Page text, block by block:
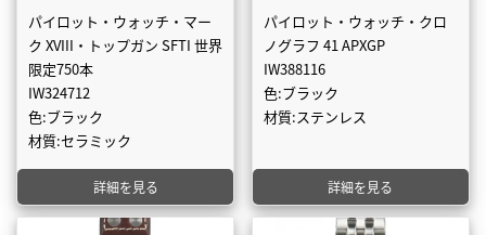
パイロット・ウォッチ・マー
ク XVIII・トップガン SFTI 世界
限定750本
IW324712
色:ブラック
材質:セラミック
詳細を見る
パイロット・ウォッチ・クロ
ノグラフ 41 APXGP
IW388116
色:ブラック
材質:ステンレス
詳細を見る